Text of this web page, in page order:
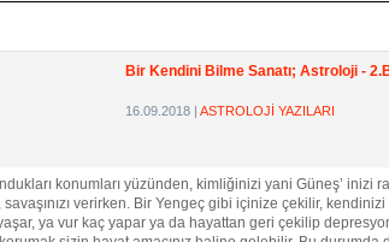
Bir Kendini Bilme Sanatı; Astroloji -
16.09.2018| ASTROLOJİ YAZILARI
konumları yüzünden, kimliğinizi yani Güneş’
verirken. Bir Yengeç gibi içinize çekilir, kendinizi
ya vur kaç yapar ya da hayattan geri çekilip